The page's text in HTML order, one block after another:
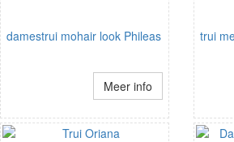
damestrui mohair look Phileas
Meer info
trui